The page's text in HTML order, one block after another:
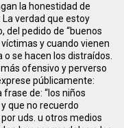
la honestidad de
verdad que estoy
del pedido de “buenos
y cuando vienen
o se hacen los distraídos.
ofensivo y perverso
públicamente:
de: “los niños
que no recuerdo
uds. u otros medios